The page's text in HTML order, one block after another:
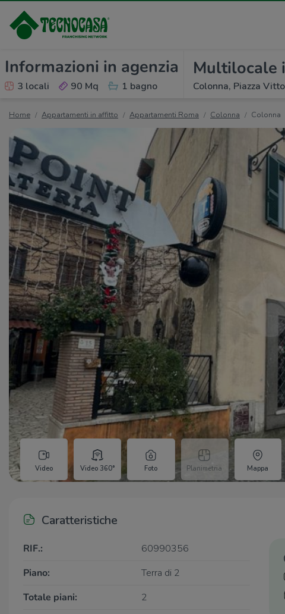
Informazioni in agenzia
3 locali 90 Mq 1 bagno
Multilocale
Colonna, Piazza
Home Appartamenti in affitto Appartamenti Roma Colonna Colonna
Video Video 360° Foto Planimetria Mappa
Caratteristiche
RIF.:
60990356
Piano:
Terra di 2
Totale piani:
2